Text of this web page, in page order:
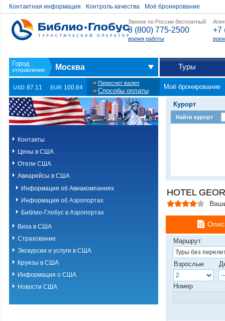
Контактная информация Контроль качества Моё бронирование
Звонок по России бесплатный
8 (800) 775-2500
время работы
+7
Москва Туры
USD 87.11 EUR 100.64
Пересчет валют
Способы оплаты
Моё бронирование
Контакты
Цены в США
Отели США
Авиарейсы в США
Информация об Авиакомпаниях
Информация об Аэропортах
Библио-Глобус в Аэропортах
Виза в США
Страхование
Экскурсии и услуги в США
Круизы в США
Информация о США
Новости США
Курорт
Найти курорт
HOTEL
Маршрут
Взрослые
Номер